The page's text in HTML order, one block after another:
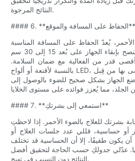
النتائج المرجوة.
#### 6. **الحفاظ على المسافة والموقع**
يُعدّ الحفاظ على المسافة المناسبة
أمرًا بالغ الأهمية. عمومًا، يُنصح بإبقاء الجهاز على بُعد 15 إلى 30 سم
قدر من الفعالية مع ضمان السلامة.
بالنسبة لأقنعة أو ألواح LED، يُرجى اتباع المسافة الموصى بها من قِبل
الجهاز بشكل صحيح للضوء بالوصول إلى
#### 7. **استمعي إلى بشرتكِ**
بشرتك للعلاج بالضوء الأحمر. إذا لاحظتِ
أو حساسية، قللي عدد جلسات العلاج أو
أن يكون طفيفًا، إلا أن الحساسية قد تختلف
عدّلي جدولكِ حسب الحاجة لتحقيق أفضل
النتائج دون التسبب في تهيج.